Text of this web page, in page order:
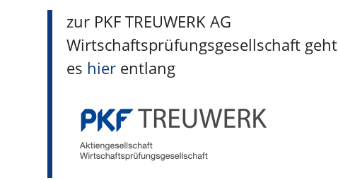
zur PKF TREUWERK AG
Wirtschaftsprüfungsgesellschaft geht
es hier entlang